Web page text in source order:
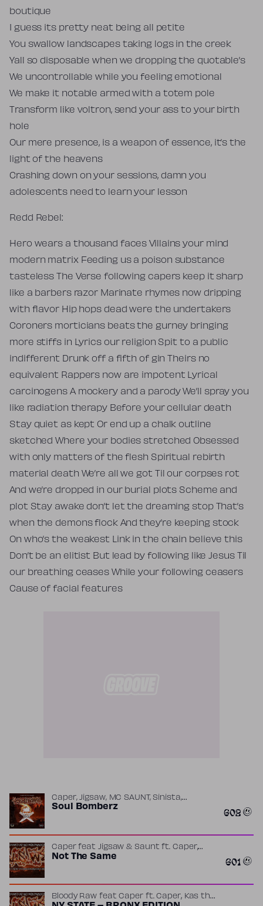
boutique
I guess its pretty neat being all petite
You swallow landscapes taking logs in the creek
Yall so disposable when we dropping the quotable’s
We uncontrollable while you feeling emotional
We make it notable armed with a totem pole
Transform like voltron, send your ass to your birth
hole
Our mere presence, is a weapon of essence, it’s the
light of the heavens
Crashing down on your sessions, damn you
adolescents need to learn your lesson
Redd Rebel:
Hero wears a thousand faces Villains your mind
modern matrix Feeding us a poison substance
tasteless The Verse following capers keep it sharp
like a barbers razor Marinate rhymes now dripping
with flavor Hip hops dead were the undertakers
Coroners morticians beats the gurney bringing
more stiffs in Lyrics our religion Spit to a public
indifferent Drunk off a fifth of gin Theirs no
equivalent Rappers now are impotent Lyrical
carcinogens A mockery and a parody We’ll spray you
like radiation therapy Before your cellular death
Stay quiet as kept Or end up a chalk outline
sketched Where your bodies stretched Obsessed
with only matters of the flesh Spiritual rebirth
material death We’re all we got Til our corpses rot
And we’re dropped in our burial plots Scheme and
plot Stay awake don’t let the dreaming stop That’s
when the demons flock And they’re keeping stock
On who’s the weakest Link in the chain believe this
Don’t be an elitist But lead by following like Jesus Til
our breathing ceases While your following ceasers
Cause of facial features
Caper, Jigsaw, MC SAUNT, Sinista,
Deathstar, Skampoe​,​Redd Rebel &
Soul Bomberz 602
Caper feat Jigsaw & Saunt ft. Caper,
DiractBeats,Jigsaw
Not The Same 601
Bloody Raw feat Caperft.Caper, Kas the